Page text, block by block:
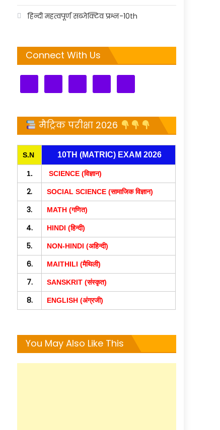
हिन्दी महत्वपूर्ण सब्जेक्टिव प्रश्न-10th
Connect With Us
मैट्रिक परीक्षा 2026
S.N 10TH (MATRIC) EXAM 2026
1. SCIENCE (विज्ञान)
2. SOCIAL SCIENCE (सामाजिक विज्ञान)
3. MATH (गणित)
4. HINDI (हिन्दी)
5. NON-HINDI (अहिन्दी)
6. MAITHILI (मैथिली)
7. SANSKRIT (संस्कृत)
8. ENGLISH (अंग्रजी)
You May Also Like This